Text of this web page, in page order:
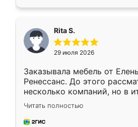
Rita S.
29 июля 2026
Заказывала мебель от
Ренессанс. До этого
несколько компаний, но в
эту. Сначала обговорили
приехал замерщик, всё
и снял размеры. Изготовили
Читать полностью